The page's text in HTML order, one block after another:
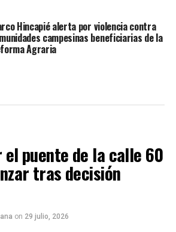
Hincapié alerta por violencia contra
campesinas beneficiarias de la
Agraria
puente de la calle 60
tras decisión
on 29 julio, 2026